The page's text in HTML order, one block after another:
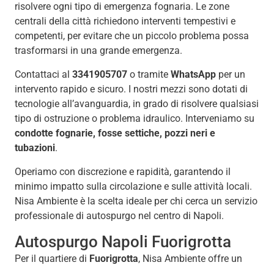
risolvere ogni tipo di emergenza fognaria. Le zone
centrali della città richiedono interventi tempestivi e
competenti, per evitare che un piccolo problema possa
trasformarsi in una grande emergenza.
Contattaci al 3341905707 o tramite WhatsApp per un
intervento rapido e sicuro. I nostri mezzi sono dotati di
tecnologie all’avanguardia, in grado di risolvere qualsiasi
tipo di ostruzione o problema idraulico. Interveniamo su
condotte fognarie, fosse settiche, pozzi neri e
tubazioni.
Operiamo con discrezione e rapidità, garantendo il
minimo impatto sulla circolazione e sulle attività locali.
Nisa Ambiente è la scelta ideale per chi cerca un servizio
professionale di autospurgo nel centro di Napoli.
Autospurgo Napoli Fuorigrotta
Per il quartiere di Fuorigrotta, Nisa Ambiente offre un